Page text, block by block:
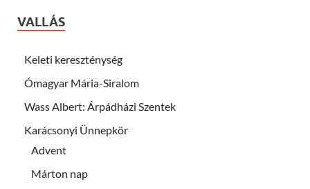
VALLÁS
Keleti kereszténység
Ómagyar Mária-Siralom
Wass Albert: Árpádházi Szentek
Karácsonyi Ünnepkör
Advent
Márton nap